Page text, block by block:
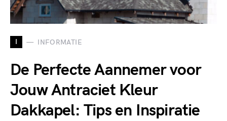
I INFORMATIE
De Perfecte Aannemer voor
Jouw Antraciet Kleur
Dakkapel: Tips en Inspiratie